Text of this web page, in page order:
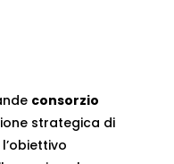
consorzio
strategica di